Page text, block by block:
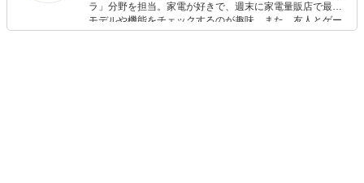
ラ」分野を担当。家電が好きで、週末に家電量販店で最新
モデルや機能をチェックするのが趣味。また、友人とゲー
ムを楽しみながら、新作タイトルやイベント情報もいち早